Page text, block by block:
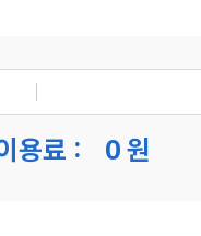
용료 : 0원